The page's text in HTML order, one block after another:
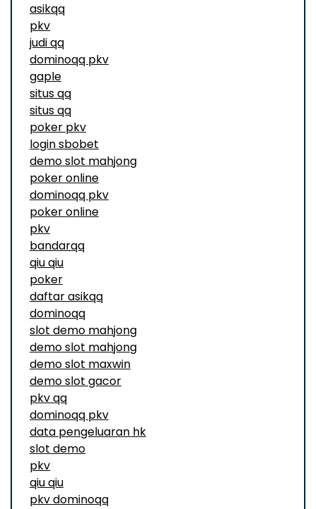
asikqq
pkv
judi qq
dominoqq pkv
gaple
situs qq
situs qq
poker pkv
login sbobet
demo slot mahjong
poker online
dominoqq pkv
poker online
pkv
bandarqq
qiu qiu
poker
daftar asikqq
dominoqq
slot demo mahjong
demo slot mahjong
demo slot maxwin
demo slot gacor
pkv qq
dominoqq pkv
data pengeluaran hk
slot demo
pkv
qiu qiu
pkv dominoqq